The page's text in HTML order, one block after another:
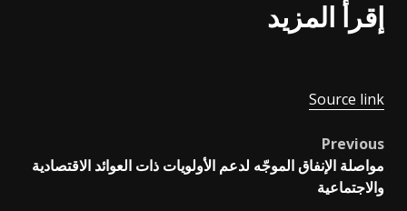
إقرأ المزيد
Source link
Post
navigation
Previous
مواصلة الإنفاق الموجّه لدعم الأولويات ذات العوائد الاقتصادية
والاجتماعية